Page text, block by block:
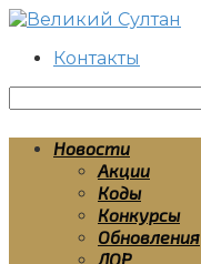
Перейти
контентуКонтакты
Новости
Акции
Коды
Конкурсы
Обновления
ЛОР